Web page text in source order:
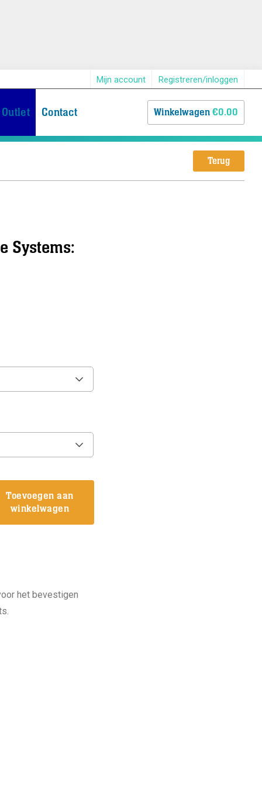
Mijn account Registreren/inloggen
Outlet Contact Winkelwagen€0.00
Terug
Systems:
Toevoegen aan
winkelwagen
het bevestigen